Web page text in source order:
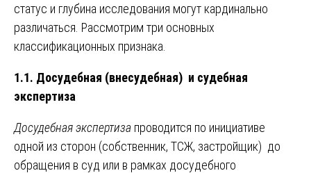
статус и глубина исследования могут кардинально
различаться. Рассмотрим три основных
классификационных признака.
1.1. Досудебная (внесудебная) и судебная
экспертиза
Досудебная экспертиза проводится по инициативе
одной из сторон (собственник, ТСЖ, застройщик) до
обращения в суд или в рамках досудебного